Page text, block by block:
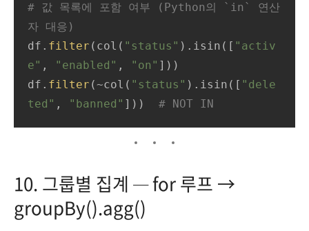
# 값 목록에 포함 여부 (Python의 `in` 연산
자 대응)
df. filter (col( "status" ).isin([ "activ
e" , "enabled" , "on" ]))
df. filter (~col( "status" ).isin([ "dele
ted" , "banned" ])) # NOT IN
10. 그룹별 집계 — for 루프 →
groupBy().agg()